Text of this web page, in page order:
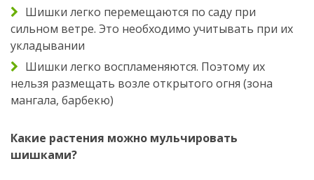
Шишки легко перемещаются по саду при
сильном ветре. Это необходимо учитывать при их
укладывании
Шишки легко воспламеняются. Поэтому их
нельзя размещать возле открытого огня (зона
мангала, барбекю)
Какие растения можно мульчировать
шишками?